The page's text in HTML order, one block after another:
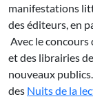
manifestations
des éditeurs, en
Avec le
et des librairies
nouveaux
des Nuits de la